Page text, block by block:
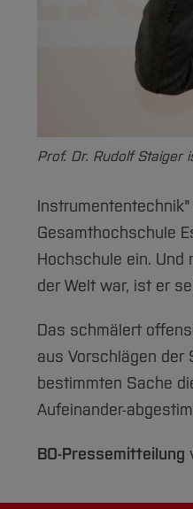
Prof. Dr. Rudolf Staiger
Gesamthochschule
Hochschule ein. Und
der Welt war, ist er
Das schmälert
aus Vorschlägen der
bestimmten Sache
Aufeinander-
BO-Pressemitteilung